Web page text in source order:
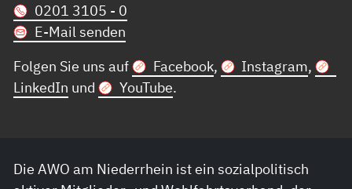
0201 3105 - 0
E-Mail senden
Folgen Sie uns auf
Facebook, Instagram,
LinkedIn und YouTube.
Die AWO am Niederrhein ist ein sozialpolitisch